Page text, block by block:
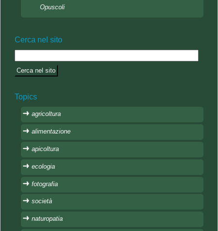
Opuscoli
Cerca nel sito
Topics
agricoltura
alimentazione
apicoltura
ecologia
fotografia
società
naturopatia